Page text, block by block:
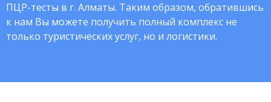
ПЦР-тесты в г. Алматы. Таким образом, обратившись
к нам Вы можете получить полный комплекс не
только туристических услуг, но и логистики.